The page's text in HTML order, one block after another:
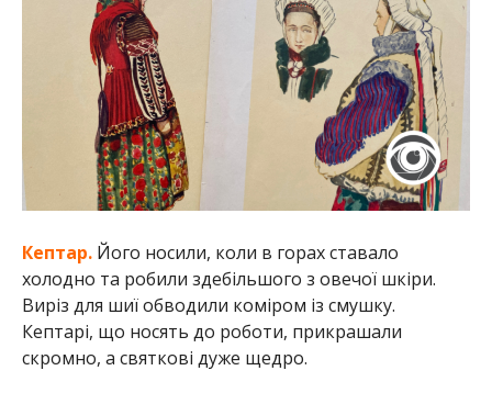
Кептар. Його носили, коли в горах ставало
холодно та робили здебільшого з овечої шкіри.
Виріз для шиї обводили коміром із смушку.
Кептарі, що носять до роботи, прикрашали
скромно, а святкові дуже щедро.